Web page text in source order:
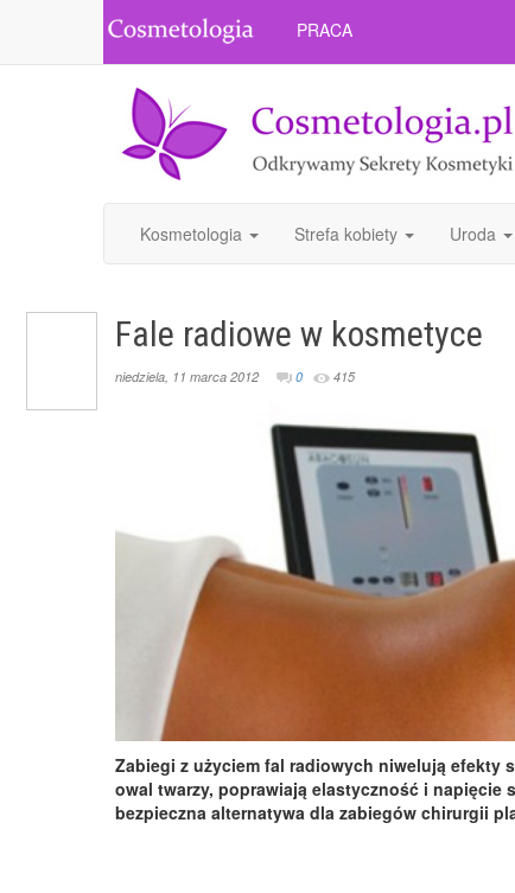
PRACA
Kosmetologia Strefa kobiety Uroda
Fale radiowe w kosmetyce
niedziela, 11 marca 2012 0 415
Zabiegi z użyciem fal radiowych niwelują efekty
owal twarzy, poprawiają elastyczność i napięcie
bezpieczna alternatywa dla zabiegów chirurgii